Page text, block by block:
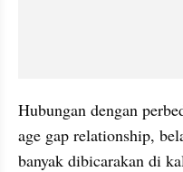
Hubungan dengan
age gap relationship,
banyak dibicarakan di